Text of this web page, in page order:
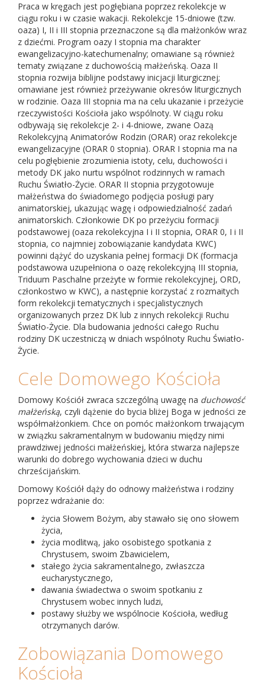
Praca w kręgach jest pogłębiana poprzez rekolekcje w
ciągu roku i w czasie wakacji. Rekolekcje 15-dniowe (tzw.
oaza) I, II i III stopnia przeznaczone są dla małżonków wraz
z dziećmi. Program oazy I stopnia ma charakter
ewangelizacyjno-katechumenalny; omawiane są również
tematy związane z duchowością małżeńską. Oaza II
stopnia rozwija biblijne podstawy inicjacji liturgicznej;
omawiane jest również przeżywanie okresów liturgicznych
w rodzinie. Oaza III stopnia ma na celu ukazanie i przeżycie
rzeczywistości Kościoła jako wspólnoty. W ciągu roku
odbywają się rekolekcje 2- i 4-dniowe, zwane Oazą
Rekolekcyjną Animatorów Rodzin (ORAR) oraz rekolekcje
ewangelizacyjne (ORAR 0 stopnia). ORAR I stopnia ma na
celu pogłębienie zrozumienia istoty, celu, duchowości i
metody DK jako nurtu wspólnot rodzinnych w ramach
Ruchu Światło-Życie. ORAR II stopnia przygotowuje
małżeństwa do świadomego podjęcia posługi pary
animatorskiej, ukazując wagę i odpowiedzialność zadań
animatorskich. Członkowie DK po przeżyciu formacji
podstawowej (oaza rekolekcyjna I i II stopnia, ORAR 0, I i II
stopnia, co najmniej zobowiązanie kandydata KWC)
powinni dążyć do uzyskania pełnej formacji DK (formacja
podstawowa uzupełniona o oazę rekolekcyjną III stopnia,
Triduum Paschalne przeżyte w formie rekolekcyjnej, ORD,
członkostwo w KWC), a następnie korzystać z rozmaitych
form rekolekcji tematycznych i specjalistycznych
organizowanych przez DK lub z innych rekolekcji Ruchu
Światło-Życie. Dla budowania jedności całego Ruchu
rodziny DK uczestniczą w dniach wspólnoty Ruchu Światło-
Życie.
Cele Domowego Kościoła
Domowy Kościół zwraca szczególną uwagę na duchowość
małżeńską, czyli dążenie do bycia bliżej Boga w jedności ze
współmałżonkiem. Chce on pomóc małżonkom trwającym
w związku sakramentalnym w budowaniu między nimi
prawdziwej jedności małżeńskiej, która stwarza najlepsze
warunki do dobrego wychowania dzieci w duchu
chrześcijańskim.
Domowy Kościół dąży do odnowy małżeństwa i rodziny
poprzez wdrażanie do:
życia Słowem Bożym, aby stawało się ono słowem
życia,
życia modlitwą, jako osobistego spotkania z
Chrystusem, swoim Zbawicielem,
stałego życia sakramentalnego, zwłaszcza
eucharystycznego,
dawania świadectwa o swoim spotkaniu z
Chrystusem wobec innych ludzi,
postawy służby we wspólnocie Kościoła, według
otrzymanych darów.
Zobowiązania Domowego
Kościoła